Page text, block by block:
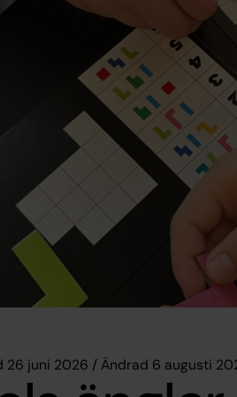
26 juni 2026 / Ändrad 6 augusti